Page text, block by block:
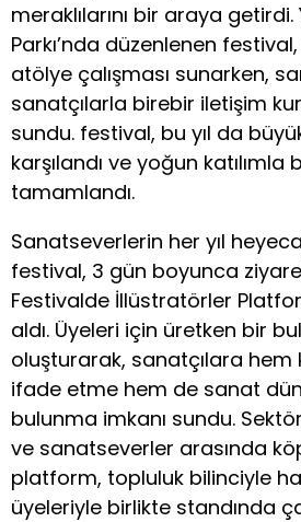
meraklılarını bir araya
Parkı’nda düzenlenen
atölye çalışması sunarken,
sanatçılarla birebir iletişim
sundu. festival, bu yıl da
karşılandı ve yoğun katılımla
tamamlandı.
Sanatseverlerin her yıl
festival, 3 gün boyunca
Festivalde İllüstratörler
aldı. Üyeleri için üretken bir
oluşturarak, sanatçılara hem
ifade etme hem de sanat
bulunma imkanı sundu.
ve sanatseverler arasında
platform, topluluk bilinciyle
üyeleriyle birlikte standında